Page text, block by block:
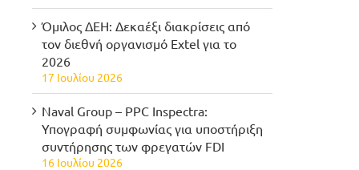
Όμιλος ΔΕΗ: Δεκαέξι διακρίσεις από
τον διεθνή οργανισμό Extel για το
2026
17 Ιουλίου 2026
Naval Group – PPC Inspectra:
Υπογραφή συμφωνίας για υποστήριξη
συντήρησης των φρεγατών FDI
16 Ιουλίου 2026